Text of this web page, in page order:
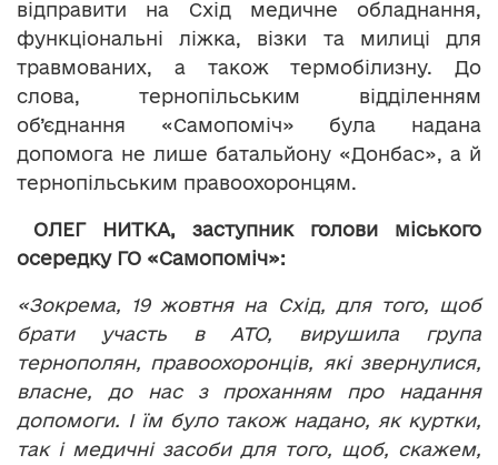
відправити на Схід медичне обладнання,
функціональні ліжка, візки та милиці для
травмованих, а також термобілизну. До
слова, тернопільським відділенням
об’єднання «Самопоміч» була надана
допомога не лише батальйону «Донбас», а й
тернопільським правоохоронцям.
ОЛЕГ НИТКА, заступник голови міського
осередку ГО «Самопоміч»:
«Зокрема, 19 жовтня на Схід, для того, щоб
брати участь в АТО, вирушила група
тернополян, правоохоронців, які звернулися,
власне, до нас з проханням про надання
допомоги. І їм було також надано, як куртки,
так і медичні засоби для того, щоб, скажем,